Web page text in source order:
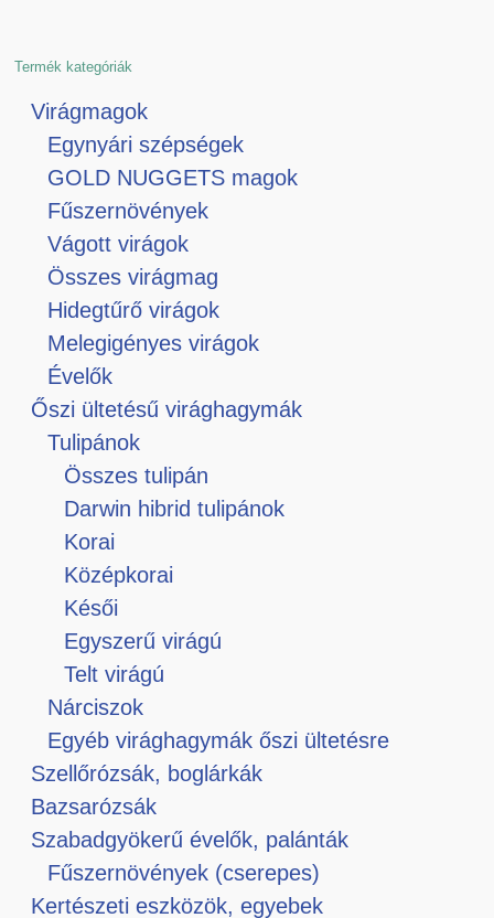
Termék kategóriák
Virágmagok
Egynyári szépségek
GOLD NUGGETS magok
Fűszernövények
Vágott virágok
Összes virágmag
Hidegtűrő virágok
Melegigényes virágok
Évelők
Őszi ültetésű virághagymák
Tulipánok
Összes tulipán
Darwin hibrid tulipánok
Korai
Középkorai
Késői
Egyszerű virágú
Telt virágú
Nárciszok
Egyéb virághagymák őszi ültetésre
Szellőrózsák, boglárkák
Bazsarózsák
Szabadgyökerű évelők, palánták
Fűszernövények (cserepes)
Kertészeti eszközök, egyebek